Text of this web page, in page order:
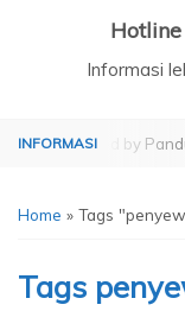
Hotline
Informasi
Operated by Pandu
Home » Tags
Tags